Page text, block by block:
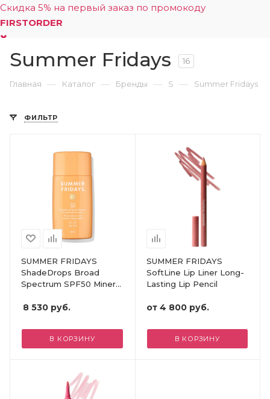
Скидка 5% на первый заказ по промокоду
FIRSTORDER
Summer Fridays 16
Главная — Каталог — Бренды — S — Summer Fridays
ФИЛЬТР
SUMMER FRIDAYS
ShadeDrops Broad
Spectrum SPF50 Mineral
8 530 руб.
В КОРЗИНУ
SUMMER FRIDAYS
SoftLine Lip Liner Long-
Lasting Lip Pencil
от 4 800 руб.
В КОРЗИНУ